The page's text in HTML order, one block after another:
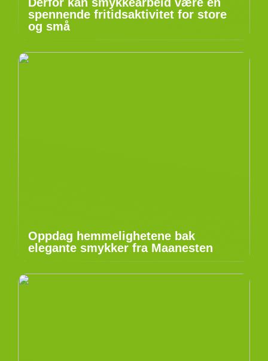
spennende fritidsaktivitet for store
og små
Oppdag hemmelighetene bak
elegante smykker fra Maanesten